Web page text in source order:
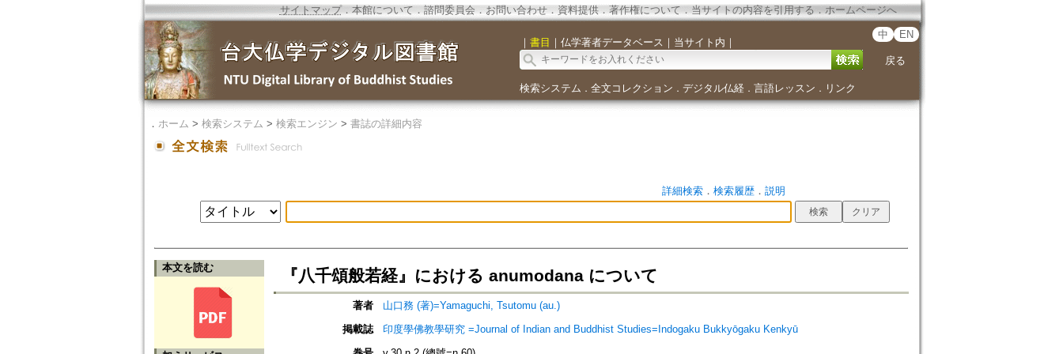
サイトマップ．本館について ． 諮問委員会． お問い合わせ． 資料提供． 著作権について．当サイトの内容を引用する ． ホームページへ
｜ 書目 ｜ 仏学著者データベース ｜ 当サイト内 ｜
中 EN
戻る
検索システム ． 全文コレクション ． デジタル仏経． 言語レッスン ． リンク
． ホーム > 検索システム > 検索エンジン > 書誌の詳細内容
詳細検索． 検索履歴． 説明
本文を読む 『八千頌般若経』における anumodana について
著者
山口務 (著)=Yamaguchi, Tsutomu (au.)
掲載誌
印度學佛教學研究 =Journal of Indian and Buddhist Studies=Indogaku Bukkyōgaku Kenkyū